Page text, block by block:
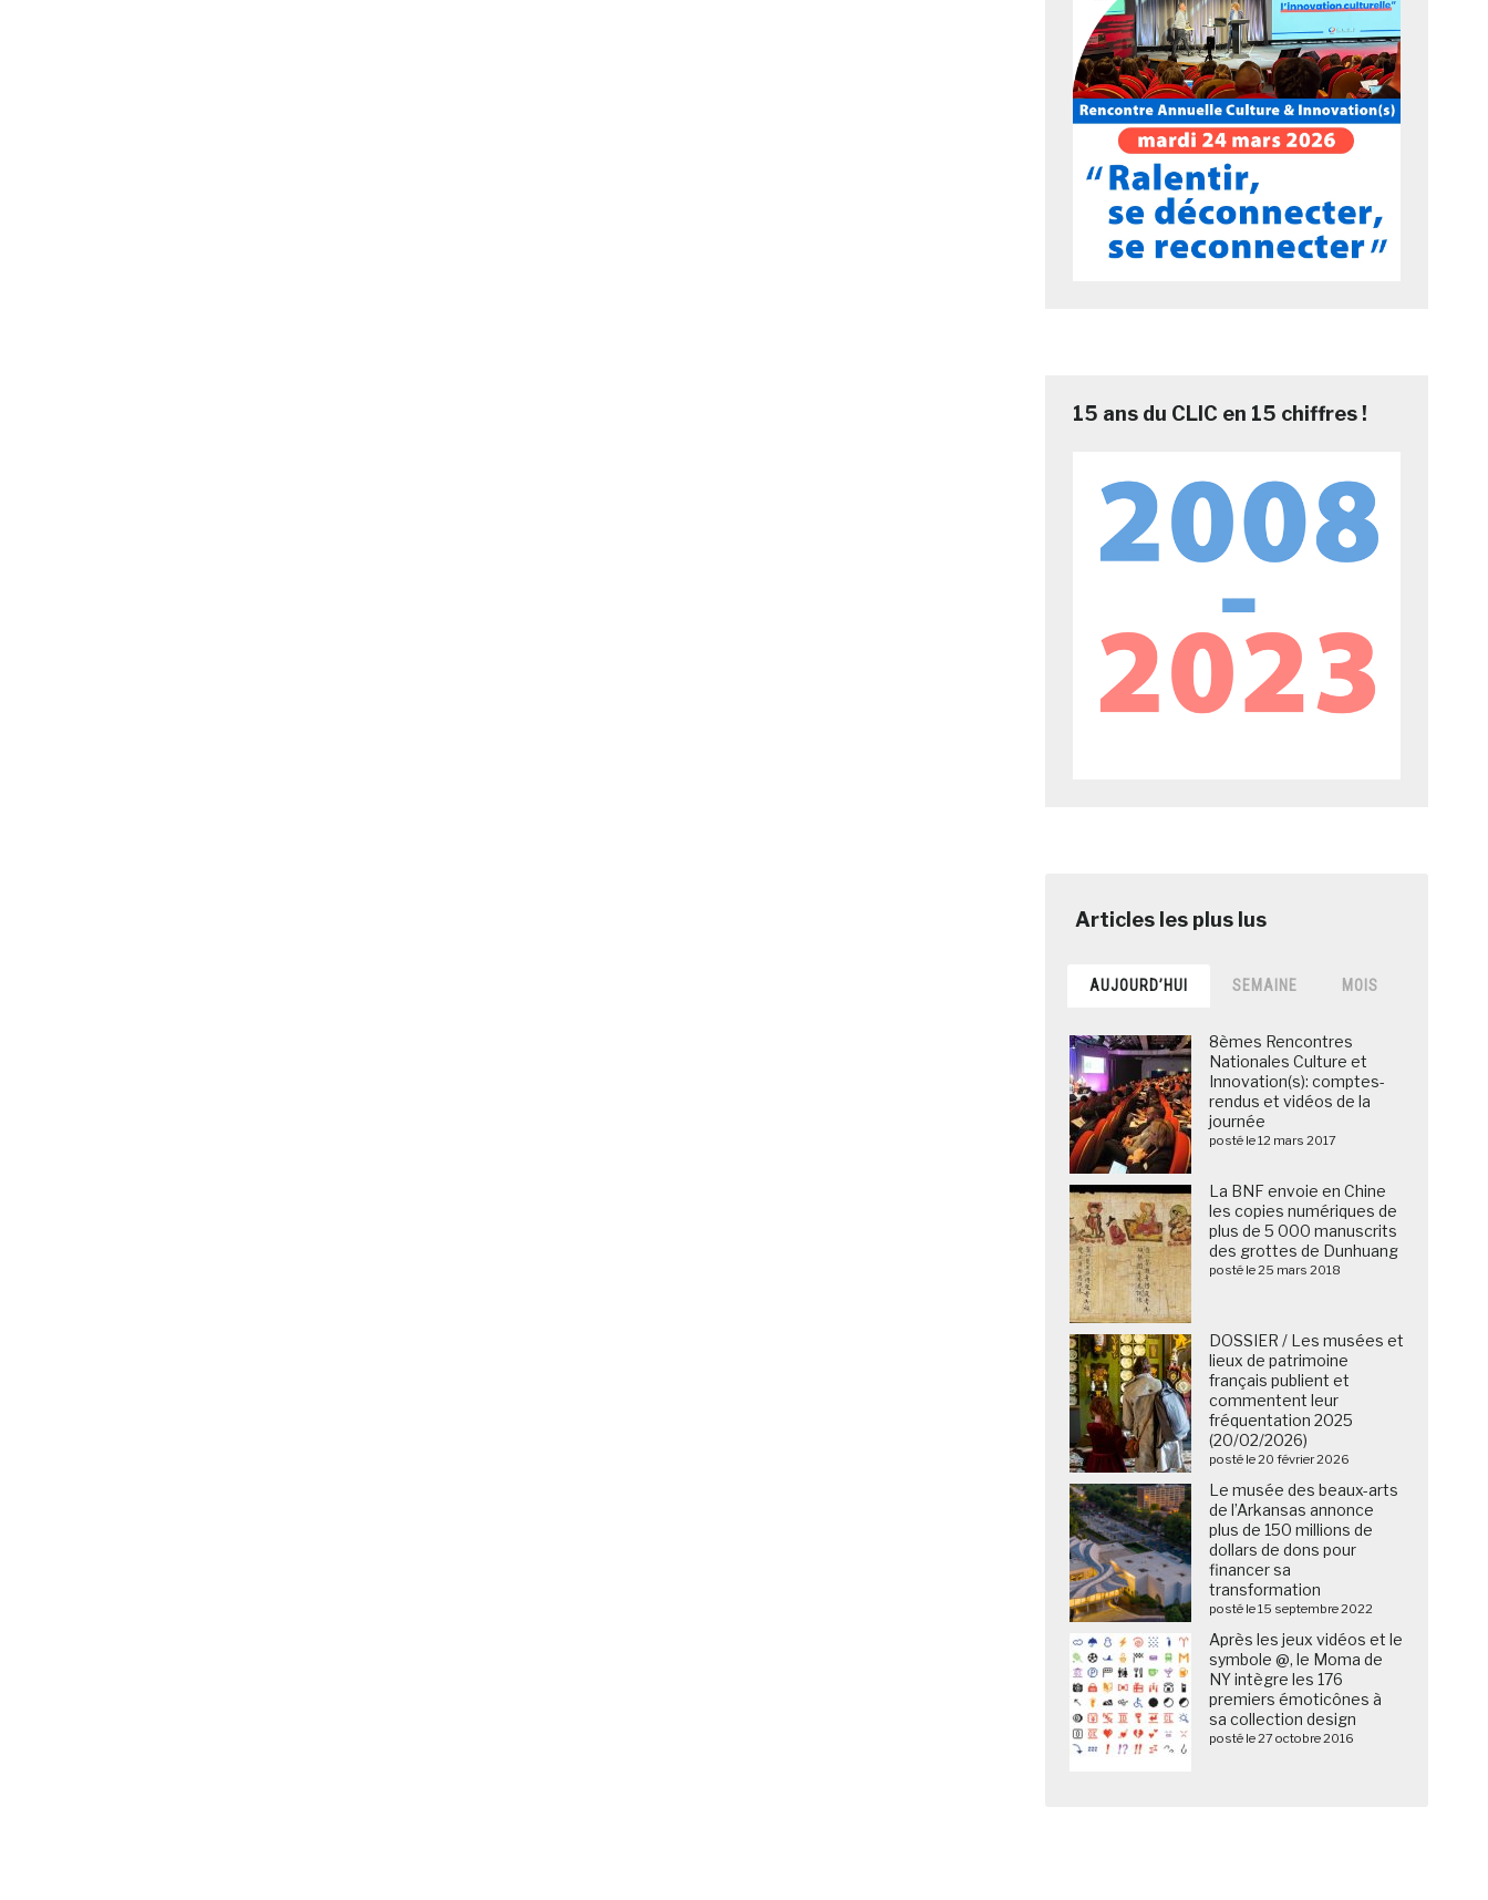
15 ans du CLIC en 15 chiffres !
AUJOURD’HUI SEMAINE MOIS
8èmes Rencontres
Nationales Culture et
Innovation(s): comptes-
rendus et vidéos de la
journée
posté le 12 mars 2017
La BNF envoie en Chine
les copies numériques de
plus de 5 000 manuscrits
des grottes de Dunhuang
posté le 25 mars 2018
DOSSIER / Les musées et
lieux de patrimoine
français publient et
commentent leur
fréquentation 2025
(20/02/2026)
posté le 20 février 2026
Le musée des beaux-arts
de l’Arkansas annonce
plus de 150 millions de
dollars de dons pour
financer sa
transformation
posté le 15 septembre 2022
Après les jeux vidéos et le
symbole @, le Moma de
NY intègre les 176
premiers émoticônes à
sa collection design
posté le 27 octobre 2016